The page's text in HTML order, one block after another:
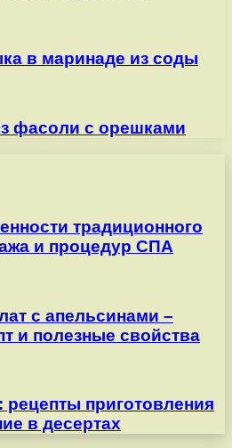
в маринаде из соды
фасоли с орешками
традиционного
и процедур СПА
с апельсинами –
и полезные свойства
приготовления
в десертах